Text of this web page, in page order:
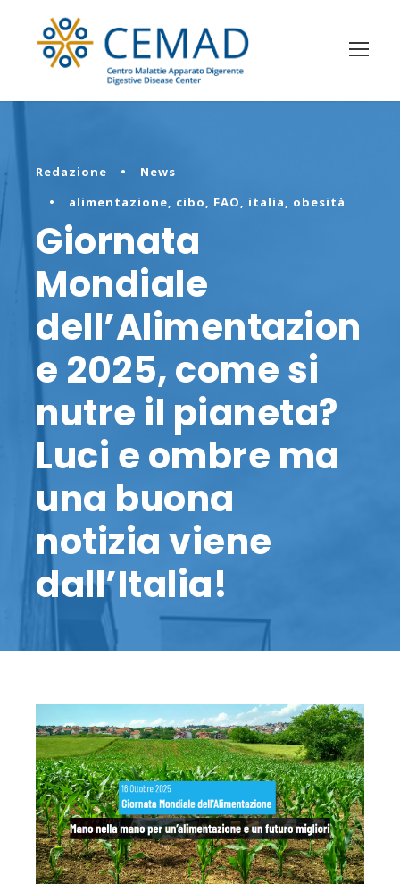
Redazione •
News
•
alimentazione, cibo, FAO, italia, obesità
Giornata
Mondiale
dell’Alimentazion
e 2025, come si
nutre il pianeta?
Luci e ombre ma
una buona
notizia viene
dall’Italia!